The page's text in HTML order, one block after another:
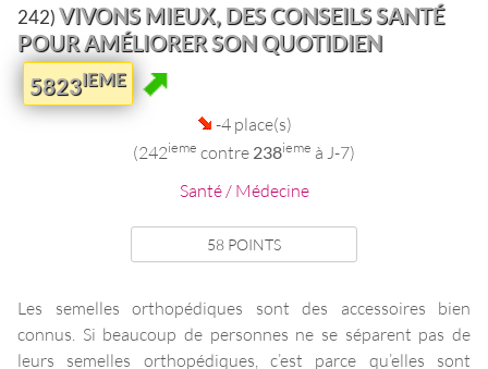
242)VIVONS MIEUX, DES CONSEILS SANTÉ
POUR AMÉLIORER SON QUOTIDIEN
5823IEME
-4 place(s)
(242ieme contre 238ieme à J-7)
Santé / Médecine
58 POINTS
Les semelles orthopédiques sont des accessoires bien
connus. Si beaucoup de personnes ne se séparent pas de
leurs semelles orthopédiques, c’est parce qu’elles sont